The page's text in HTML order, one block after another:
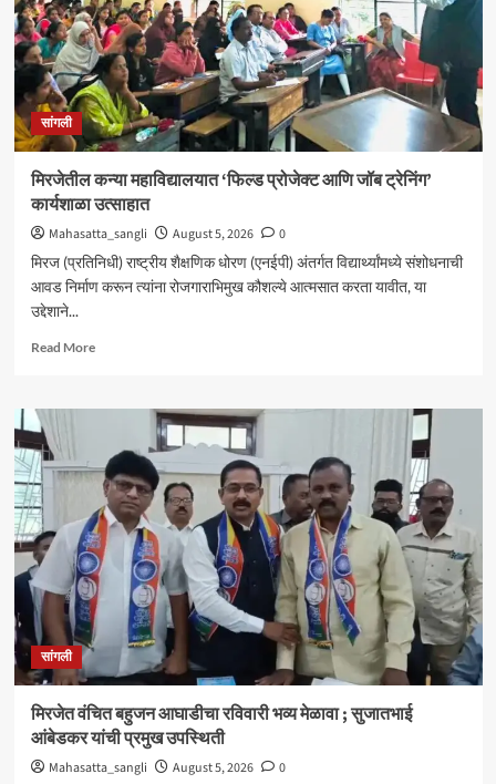
सांगली
मिरजेतील कन्या महाविद्यालयात ‘फिल्ड प्रोजेक्ट आणि जॉब ट्रेनिंग’
कार्यशाळा उत्साहात
Mahasatta_sangli August 5, 2026
0
मिरज (प्रतिनिधी) राष्ट्रीय शैक्षणिक धोरण (एनईपी) अंतर्गत विद्यार्थ्यांमध्ये संशोधनाची
आवड निर्माण करून त्यांना रोजगाराभिमुख कौशल्ये आत्मसात करता यावीत, या
उद्देशाने...
Read MoreRead
मिरजेतील
महाविद्यालयात
‘फिल्ड
प्रोजेक्ट
आणि
जॉब
ट्रेनिंग’
कार्यशाळा
उत्साहात
सांगली
मिरजेत वंचित बहुजन आघाडीचा रविवारी भव्य मेळावा ; सुजातभाई
आंबेडकर यांची प्रमुख उपस्थिती
Mahasatta_sangli August 5, 2026
0